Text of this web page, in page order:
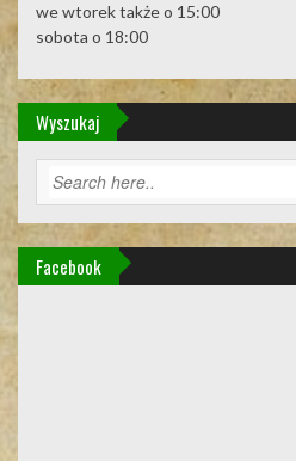
we wtorek także o 15:00
sobota o 18:00
Wyszukaj
Facebook